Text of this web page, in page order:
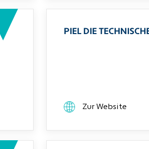
PIEL DIE
Zur Website